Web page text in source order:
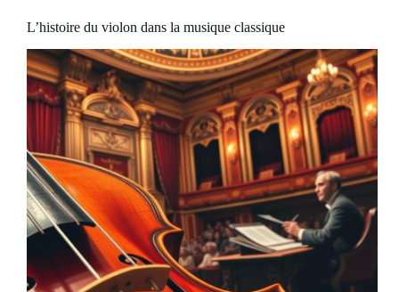
L’histoire du violon dans la musique classique